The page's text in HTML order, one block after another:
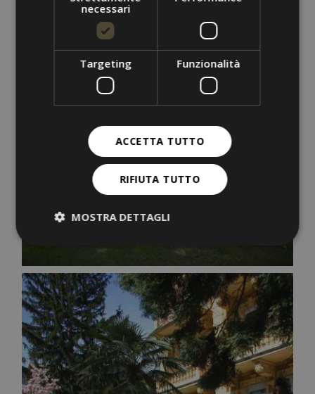
necessari
Targeting Funzionalità
ACCETTA TUTTO
RIFIUTA TUTTO
MOSTRA DETTAGLI